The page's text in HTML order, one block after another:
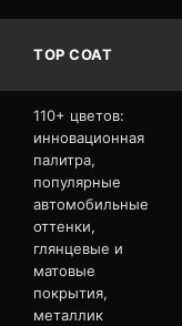
TOP COAT
110+ цветов:
инновационная
палитра,
популярные
автомобильные
оттенки,
глянцевые и
матовые
покрытия,
металлик